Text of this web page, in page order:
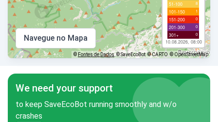
51-100 8
101-150 1
151-200 0
201-300 0
301+ 0
10.08.2026, 08:00
Navegue no Mapa
© Fontes de Dados © SaveEcoBot © CARTO © OpenStreetMap
We need your support
to keep SaveEcoBot running smoothly and w/o
crashes